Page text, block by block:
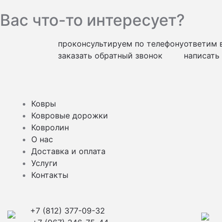
Вас что-то интересует?
проконсультируем по телефону
заказать обратный звонок
ответим
Ковры
Ковровые дорожки
Ковролин
О нас
Доставка и оплата
Услуги
Контакты
+7 (812) 377-09-32